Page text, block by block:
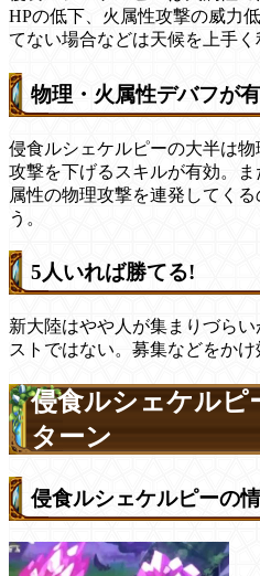
HPの低下、火属性攻撃の威力
てない場合などは天候を上手く
物理・火属性デバフが
侵食ルシェケルピーの大半は
攻撃を下げるスキルが有効。
属性の物理攻撃を連発してく
う。
5人いれば勝てる!
新大陸はやや人が集まりづら
ストではない。募集などをかけ
侵食ルシェケルピ
ターン
侵食ルシェケルピーの